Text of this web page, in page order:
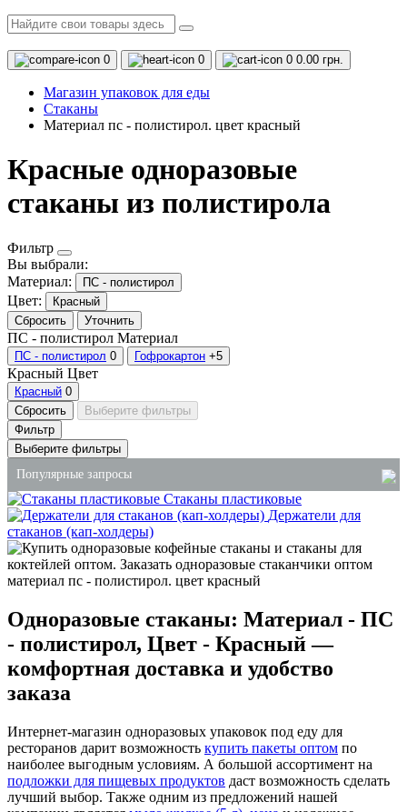
0 0 0 0.00 грн.
Магазин упаковок для еды
Стаканы
Материал пс - полистирол. цвет красный
Красные одноразовые
стаканы из полистирола
Фильтр
Вы выбрали:
Материал:
ПС - полистирол
Цвет:
Красный
Сбросить
Уточнить
ПС - полистирол Материал
ПС - полистирол 0 Гофрокартон +5
Красный Цвет
Красный 0
Сбросить
Выберите фильтры
Фильтр
Выберите фильтры
Популярные запросы
ланч боксы из вспененного полистирола
оптовые хозяйственные товары
одноразовые стаканы оптом
упаковка для первых блюд купить
купить пластиковые стаканы
Стаканы пластиковые
Держатели для
стаканов (кап-холдеры)
Одноразовые стаканы: Материал - ПС
- полистирол, Цвет - Красный —
комфортная доставка и удобство
заказа
Интернет-магазин одноразовых упаковок под еду для
ресторанов дарит возможность купить пакеты оптом по
наиболее выгодным условиям. А большой ассортимент на
подложки для пищевых продуктов даст возможность сделать
лучший выбор. Также одним из предложений нашей